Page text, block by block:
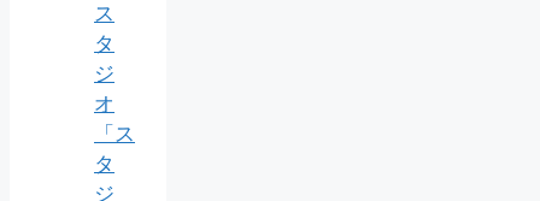
ス
タ
ジ
オ
「ス
タ
ジ